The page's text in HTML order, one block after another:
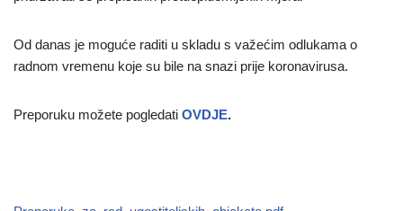
Od danas je moguće raditi u skladu s važećim odlukama o
radnom vremenu koje su bile na snazi prije koronavirusa.
Preporuku možete pogledati OVDJE.